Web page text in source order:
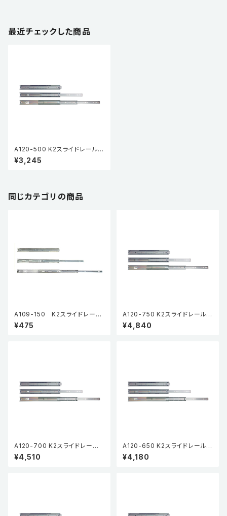
最近チェックした商品
A120-500 K2スライドレール
HP (3段引・引抜タイプ) (2本
入)
¥3,245
同じカテゴリの商品
A109-150 K2スライドレール
CL(3段引・引抜タイプ）2本入
り ※在庫限り
¥475
A120-750 K2スライドレール
HP (3段引・引抜タイプ) (2本
入)
¥4,840
A120-700 K2スライドレール
HP (3段引・引抜タイプ) (2本
入)
¥4,510
A120-650 K2スライドレール
HP (3段引・引抜タイプ) (2本
入)
¥4,180